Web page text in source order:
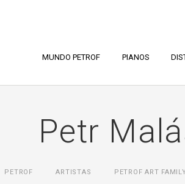
MUNDO PETROF PIANOS
Petr
PETROF ARTISTAS PETROF ART